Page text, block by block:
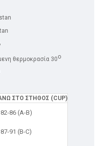
θερμοκρασία 30ο
ΣΤΟ ΣΤΗΘΟΣ (CUP)
82-86 (Α-Β)
87-91 (B-C)